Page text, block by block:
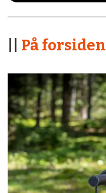
På forsiden